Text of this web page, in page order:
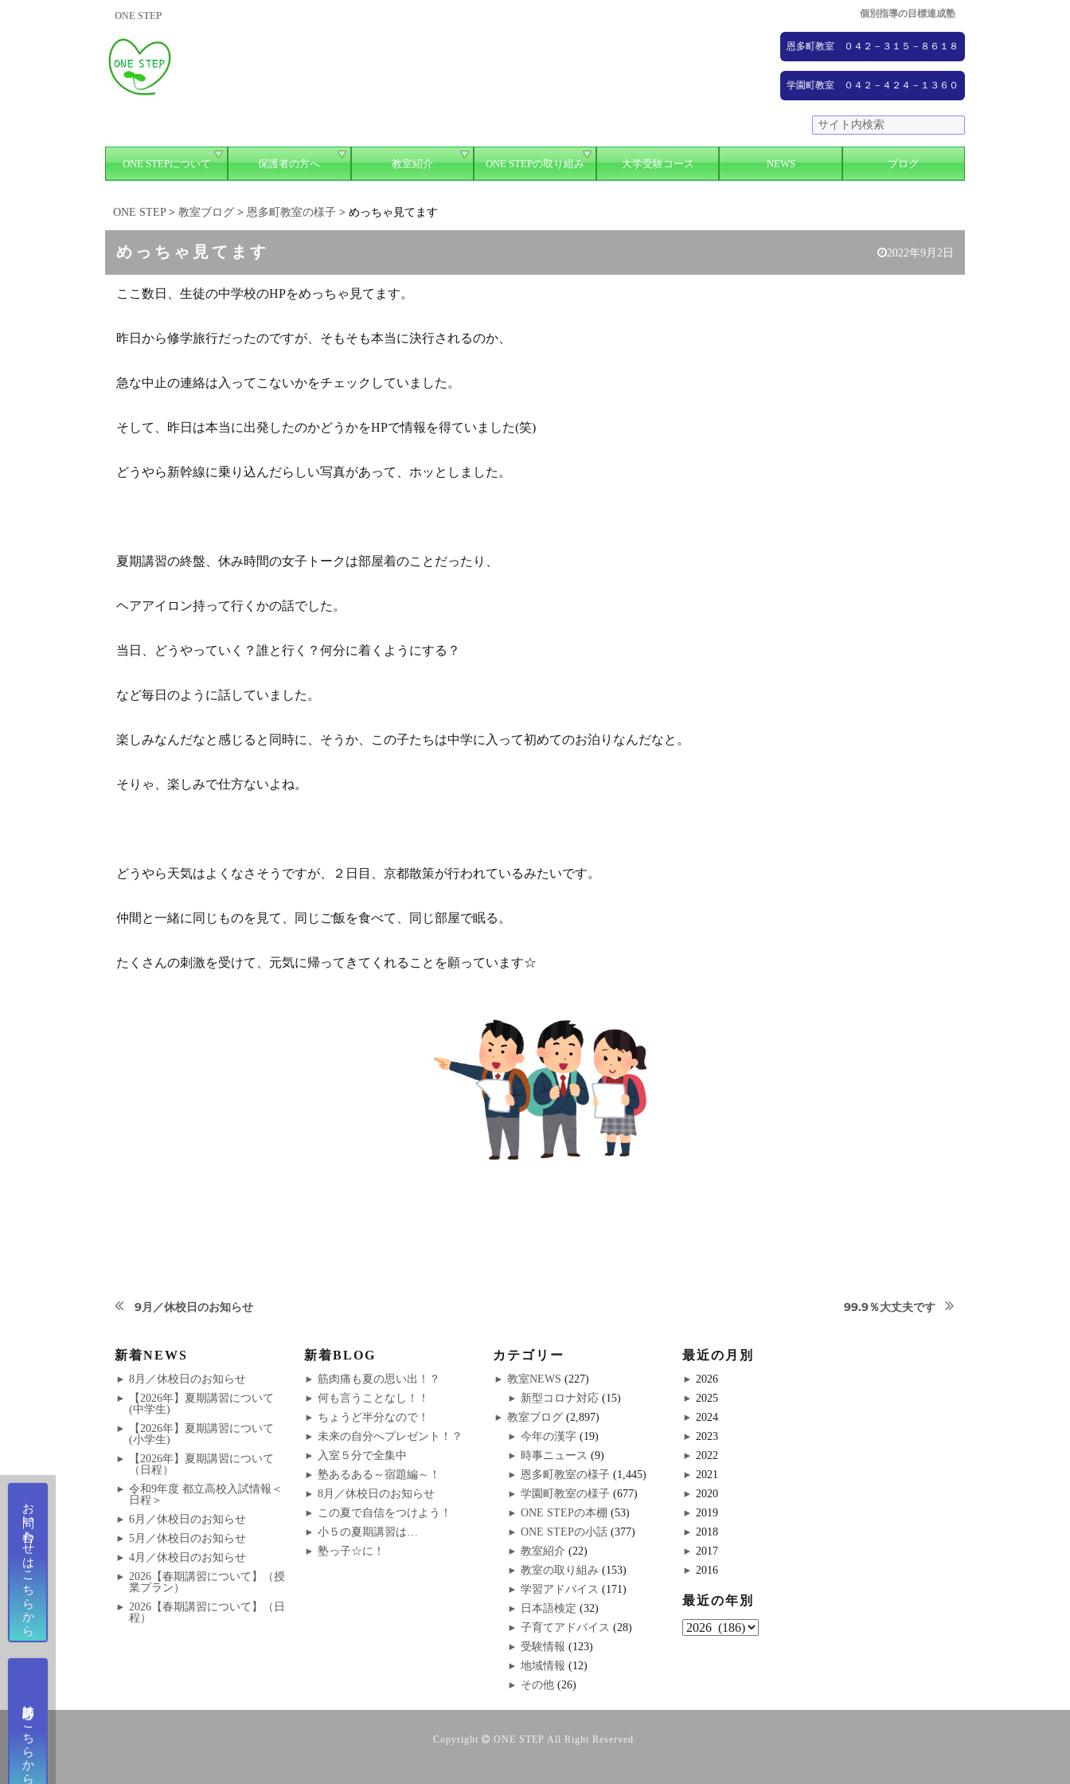
ONE STEP 個別指導の目標達成塾
恩多町教室 ０４２－３１５－８６１８
学園町教室 ０４２－４２４－１３６０
お問い合わせはこちらから
講師応募はこちらから
ONE STEPについて 保護者の方へ 教室紹介 ONE STEPの取り組み 大学受験コース NEWS ブログ
ONE STEP> 教室ブログ > 恩多町教室の様子 > めっちゃ見てます
めっちゃ見てます 2022年9月2日
ここ数日、生徒の中学校のHPをめっちゃ見てます。
昨日から修学旅行だったのですが、そもそも本当に決行されるのか、
急な中止の連絡は入ってこないかをチェックしていました。
そして、昨日は本当に出発したのかどうかをHPで情報を得ていました(笑)
どうやら新幹線に乗り込んだらしい写真があって、ホッとしました。
夏期講習の終盤、休み時間の女子トークは部屋着のことだったり、
ヘアアイロン持って行くかの話でした。
当日、どうやっていく？誰と行く？何分に着くようにする？
など毎日のように話していました。
楽しみなんだなと感じると同時に、そうか、この子たちは中学に入って初めてのお泊りなんだなと。
そりゃ、楽しみで仕方ないよね。
どうやら天気はよくなさそうですが、２日目、京都散策が行われているみたいです。
仲間と一緒に同じものを見て、同じご飯を食べて、同じ部屋で眠る。
たくさんの刺激を受けて、元気に帰ってきてくれることを願っています☆
投
ナ
ビ
ョ
ン
の
稿:
9月／休校日のお知らせ
次
99.9％大丈夫です
新着NEWS
8月／休校日のお知らせ
【2026年】夏期講習について
(中学生)
【2026年】夏期講習について
(小学生)
【2026年】夏期講習について
（日程）
令和9年度 都立高校入試情報＜
日程＞
6月／休校日のお知らせ
5月／休校日のお知らせ
4月／休校日のお知らせ
2026【春期講習について】（授
業プラン）
2026【春期講習について】（日
程）
新着BLOG
筋肉痛も夏の思い出！？
何も言うことなし！！
ちょうど半分なので！
未来の自分へプレゼント！？
入室５分で全集中
塾あるある～宿題編～！
8月／休校日のお知らせ
この夏で自信をつけよう！
小５の夏期講習は…
塾っ子☆に！
カテゴリー
教室NEWS (227)
新型コロナ対応 (15)
教室ブログ(2,897)
今年の漢字 (19)
時事ニュース (9)
恩多町教室の様子 (1,445)
学園町教室の様子 (677)
ONE STEPの本棚 (53)
ONE STEPの小話 (377)
教室紹介 (22)
教室の取り組み (153)
学習アドバイス (171)
日本語検定 (32)
子育てアドバイス (28)
受験情報 (123)
地域情報 (12)
その他 (26)
最近の月別
2026
2025
2024
2023
2022
2021
2020
2019
2018
2017
2016
最近の年別
Copyright ONE STEP All Right Reserved.